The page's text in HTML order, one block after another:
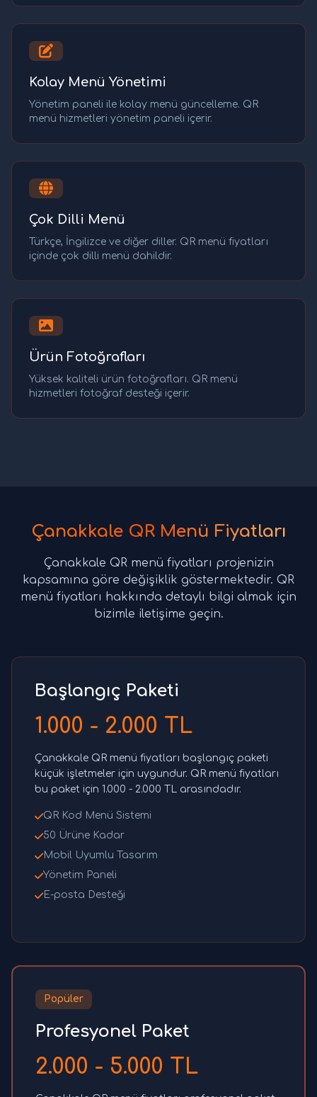
Kolay Menü Yönetimi
Yönetim paneli ile kolay menü güncelleme. QR
menü hizmetleri yönetim paneli içerir.
Çok Dilli Menü
Türkçe, İngilizce ve diğer diller. QR menü fiyatları
içinde çok dilli menü dahildir.
Ürün Fotoğrafları
Yüksek kaliteli ürün fotoğrafları. QR menü
hizmetleri fotoğraf desteği içerir.
Çanakkale QR Menü Fiyatları
Çanakkale QR menü fiyatları projenizin
kapsamına göre değişiklik göstermektedir. QR
menü fiyatları hakkında detaylı bilgi almak için
bizimle iletişime geçin.
Başlangıç Paketi
1.000 - 2.000 TL
Çanakkale QR menü fiyatları başlangıç paketi
küçük işletmeler için uygundur. QR menü fiyatları
bu paket için 1.000 - 2.000 TL arasındadır.
QR Kod Menü Sistemi
50 Ürüne Kadar
Mobil Uyumlu Tasarım
Yönetim Paneli
E-posta Desteği
Popüler
Profesyonel Paket
2.000 - 5.000 TL